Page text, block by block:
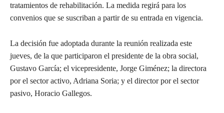
tratamientos de rehabilitación. La medida regirá para los
convenios que se suscriban a partir de su entrada en vigencia.
La decisión fue adoptada durante la reunión realizada este
jueves, de la que participaron el presidente de la obra social,
Gustavo García; el vicepresidente, Jorge Giménez; la directora
por el sector activo, Adriana Soria; y el director por el sector
pasivo, Horacio Gallegos.